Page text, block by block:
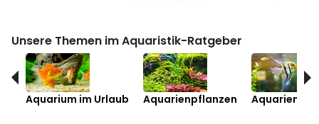
Unsere Themen im Aquaristik-Ratgeber
Aquarium im Urlaub Aquarienpflanzen